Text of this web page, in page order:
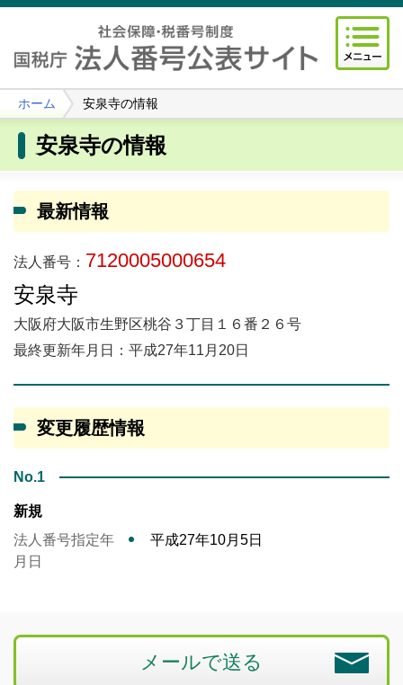
ホーム 安泉寺の情報
安泉寺の情報
最新情報
法人番号： 7120005000654
安泉寺
大阪府大阪市生野区桃谷３丁目１６番２６号
最終更新年月日：平成27年11月20日
変更履歴情報
No.1
新規
法人番号指定年
月日
平成27年10月5日
メールで送る